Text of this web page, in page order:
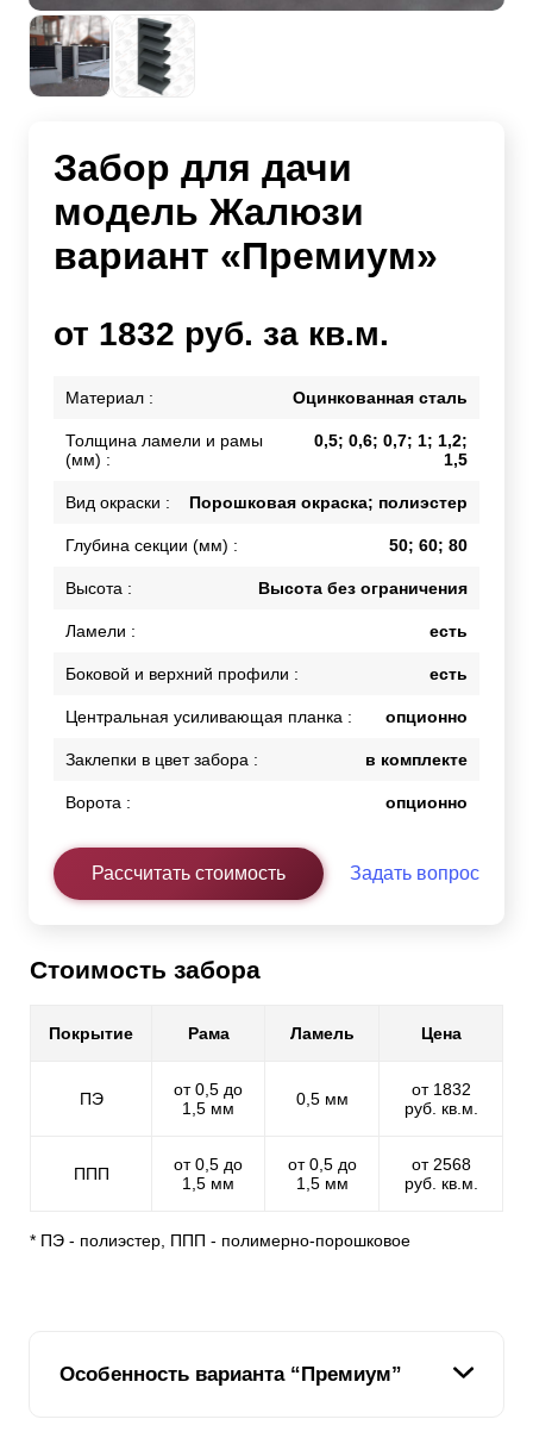
Забор для дачи
модель Жалюзи
вариант «Премиум»
от 1832 руб. за кв.м.
Материал : Оцинкованная сталь
Толщина ламели и рамы
(мм) :
0,5; 0,6; 0,7; 1; 1,2;
1,5
Вид окраски : Порошковая окраска; полиэстер
Глубина секции (мм) : 50; 60; 80
Высота : Высота без ограничения
Ламели : есть
Боковой и верхний профили : есть
Центральная усиливающая планка : опционно
Заклепки в цвет забора : в комплекте
Ворота : опционно
Рассчитать стоимость Задать вопрос
Стоимость забора
Покрытие Рама Ламель Цена
ПЭ
от 0,5 до
1,5 мм
0,5 мм
от 1832
руб. кв.м.
ППП
от 0,5 до
1,5 мм
от 0,5 до
1,5 мм
от 2568
руб. кв.м.
* ПЭ - полиэстер, ППП - полимерно-порошковое
Особенность варианта “Премиум”